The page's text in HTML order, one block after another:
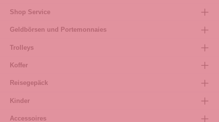
Shop Service
Geldbörsen und Portemonnaies
Trolleys
Koffer
Reisegepäck
Kinder
Accessoires